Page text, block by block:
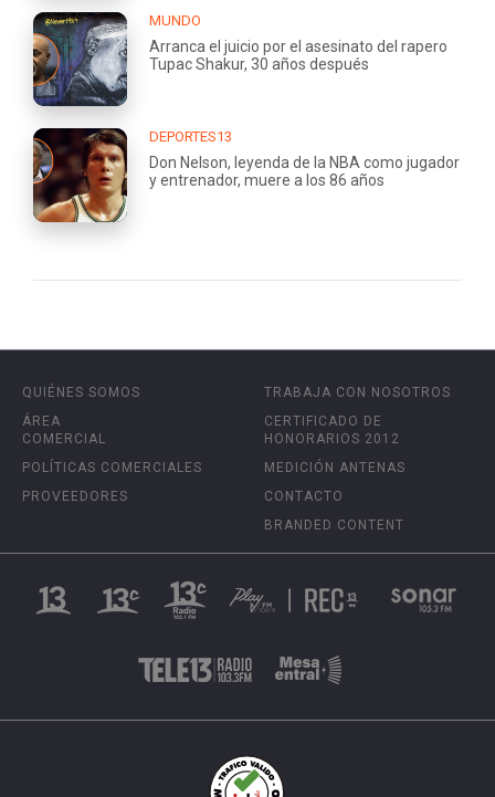
MUNDO
Arranca el juicio por el asesinato del rapero
Tupac Shakur, 30 años después
DEPORTES13
Don Nelson, leyenda de la NBA como jugador
y entrenador, muere a los 86 años
QUIÉNES SOMOS
ÁREA
COMERCIAL
POLÍTICAS COMERCIALES
PROVEEDORES
TRABAJA CON NOSOTROS
CERTIFICADO DE
HONORARIOS 2012
MEDICIÓN ANTENAS
CONTACTO
BRANDED CONTENT